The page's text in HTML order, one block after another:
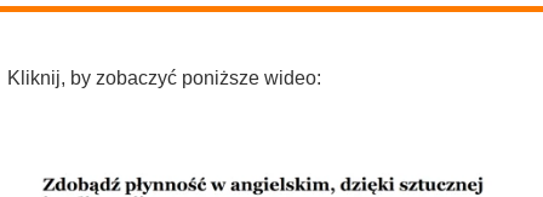
Kliknij, by zobaczyć poniższe wideo: